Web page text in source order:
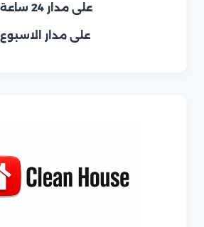
على مدار 24 ساعة
على مدار الاسبوع